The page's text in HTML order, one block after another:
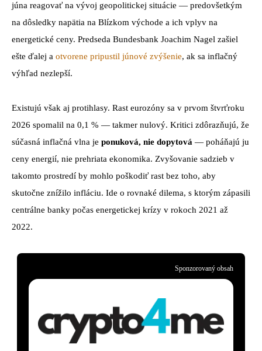
júna reagovať na vývoj geopolitickej situácie — predovšetkým
na dôsledky napätia na Blízkom východe a ich vplyv na
energetické ceny. Predseda Bundesbank Joachim Nagel zašiel
ešte ďalej a otvorene pripustil júnové zvýšenie, ak sa inflačný
výhľad nezlepší.
Existujú však aj protihlasy. Rast eurozóny sa v prvom štvrťroku
2026 spomalil na 0,1 % — takmer nulový. Kritici zdôrazňujú, že
súčasná inflačná vlna je ponuková, nie dopytová — poháňajú ju
ceny energií, nie prehriata ekonomika. Zvyšovanie sadzieb v
takomto prostredí by mohlo poškodiť rast bez toho, aby
skutočne znížilo infláciu. Ide o rovnaké dilema, s ktorým zápasili
centrálne banky počas energetickej krízy v rokoch 2021 až
2022.
Sponzorovaný obsah